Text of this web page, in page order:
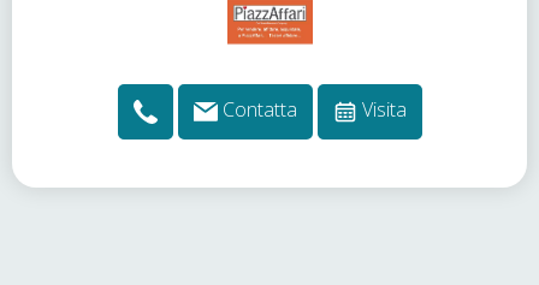
Contatta Visita